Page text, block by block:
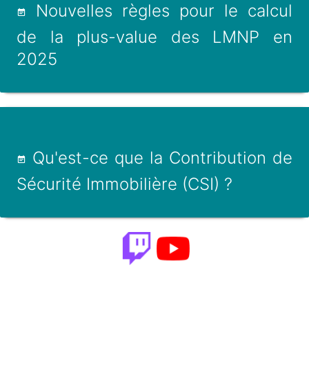
Nouvelles règles pour le calcul
de la plus-value des LMNP en
2025
Qu'est-ce que la Contribution de
Sécurité Immobilière (CSI) ?